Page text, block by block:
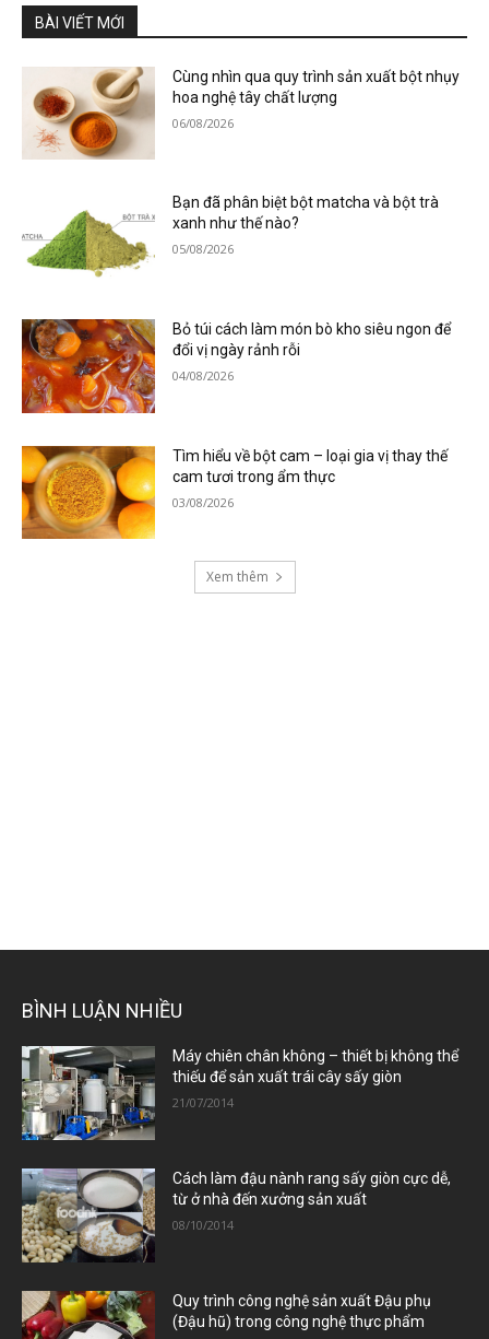
BÀI VIẾT MỚI
Cùng nhìn qua quy trình sản xuất bột nhụy
hoa nghệ tây chất lượng
06/08/2026
Bạn đã phân biệt bột matcha và bột trà
xanh như thế nào?
05/08/2026
Bỏ túi cách làm món bò kho siêu ngon để
đổi vị ngày rảnh rỗi
04/08/2026
Tìm hiểu về bột cam – loại gia vị thay thế
cam tươi trong ẩm thực
03/08/2026
Xem thêm
BÌNH LUẬN NHIỀU
Máy chiên chân không – thiết bị không thể
thiếu để sản xuất trái cây sấy giòn
21/07/2014
Cách làm đậu nành rang sấy giòn cực dễ,
từ ở nhà đến xưởng sản xuất
08/10/2014
Quy trình công nghệ sản xuất Đậu phụ
(Đậu hũ) trong công nghệ thực phẩm